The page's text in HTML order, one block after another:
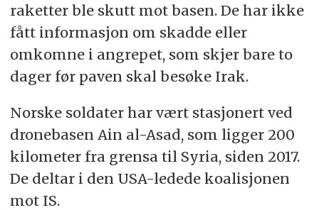
raketter ble skutt mot basen. De har ikke
fått informasjon om skadde eller
omkomne i angrepet, som skjer bare to
dager før paven skal besøke Irak.
Norske soldater har vært stasjonert ved
dronebasen Ain al-Asad, som ligger 200
kilometer fra grensa til Syria, siden 2017.
De deltar i den USA-ledede koalisjonen
mot IS.